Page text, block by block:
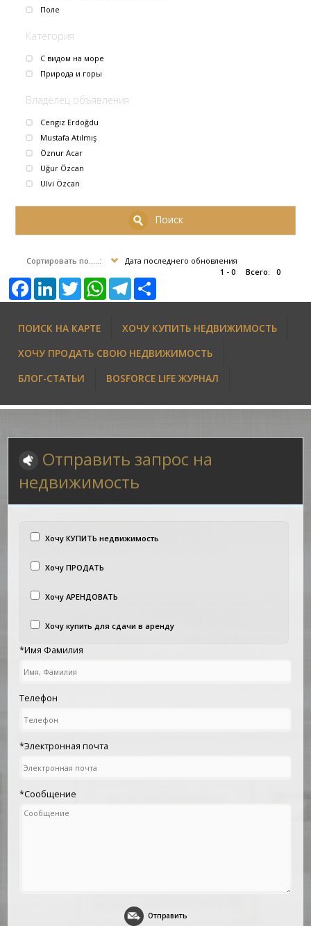
Поле
Категория
С видом на море
Природа и горы
Владелец объявления
Cengiz Erdoğdu
Mustafa Atılmış
Öznur Acar
Uğur Özcan
Ulvi Özcan
Поиск
Сортировать по.....:
Дата последнего обновления
1 - 0
Всего: 0
ПОИСК НА КАРТЕ
ХОЧУ КУПИТЬ НЕДВИЖИМОСТЬ
ХОЧУ ПРОДАТЬ СВОЮ НЕДВИЖИМОСТЬ
БЛОГ-СТАТЬИ
BOSFORCE LIFE ЖУРНАЛ
Отправить запрос на
недвижимость
Хочу КУПИТЬ недвижимость
Хочу ПРОДАТЬ
Хочу АРЕНДОВАТЬ
Хочу купить для сдачи в аренду
*Имя Фамилия
Телефон
*Электронная почта
*Сообщение
Отправить
FacebookLinkedInTwitter WhatsAppTelegram